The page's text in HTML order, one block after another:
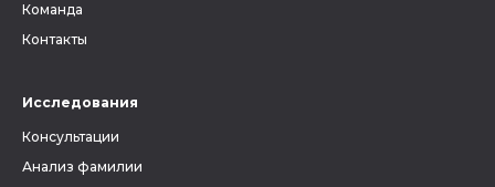
Команда
Контакты
Исследования
Консультации
Анализ фамилии